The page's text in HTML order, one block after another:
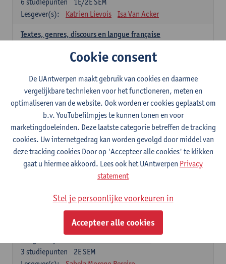
Lesgever(s):
Katrien Lievois Isa Van Acker
Textes, genres, discours en langue française
Kris Peeters
Spaans: verplichte opleidingsonderdelen
Gramática española 1
1E SEM
studiepunten
Lesgever(s):
Anne Verhaert
Gramática española 2
2E SEM
3studiepunten
Anne Verhaert
Lengua española: Destrezas básicas
Sabela Moreno Pereiro
2E SEM
3 studiepunten
Cookie consent
De UAntwerpen maakt gebruik van cookies en daarmee
vergelijkbare technieken voor het functioneren, meten en
optimaliseren van de website. Ook worden er cookies geplaatst om
b.v. YouTubefilmpjes te kunnen tonen en voor
marketingdoeleinden. Deze laatste categorie betreffen de tracking
cookies. Uw internetgedrag kan worden gevolgd door middel van
deze tracking cookies Door op 'Accepteer alle cookies' te klikken
gaat u hiermee akkoord. Lees ook het UAntwerpen Privacy
statement
Stel je persoonlijke voorkeuren in
Accepteer alle cookies